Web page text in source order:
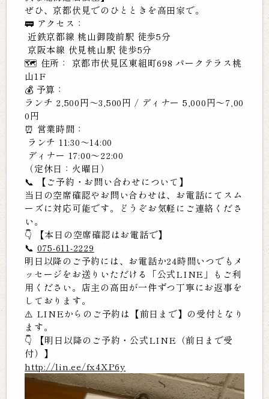
ぜひ、京都伏見でのひとときを高田家で。
🚃 アクセス：
近鉄京都線 桃山御陵前駅 徒歩5分
京阪本線 伏見桃山駅 徒歩5分
🗺️ 住所： 京都市伏見区東組町698 パークテラス桃
山1F
💰 予算：
ランチ 2,500円〜3,500円 / ディナー 5,000円〜7,00
0円
⏰ 営業時間：
ランチ 11:30〜14:00
ディナー 17:00〜22:00
（定休日：火曜日）
📞 【ご予約・お問い合わせについて】
当日の空席確認やお問い合わせは、お電話にてスム
ーズに対応可能です。どうぞお気軽にご連絡くださ
い。
👇 【本日の空席確認はお電話で】
📞 075-611-2229
明日以降のご予約には、お電話か24時間いつでもメ
ッセージをお送りいただける「公式LINE」もご利
用ください。店主の高田が一件ずつ丁寧にお返事を
しております。
⚠️ LINEからのご予約は【前日まで】の受付となり
ます。
👇 【明日以降のご予約・公式LINE（前日まで受
付）】
http://lin.ee/fx4XP6y